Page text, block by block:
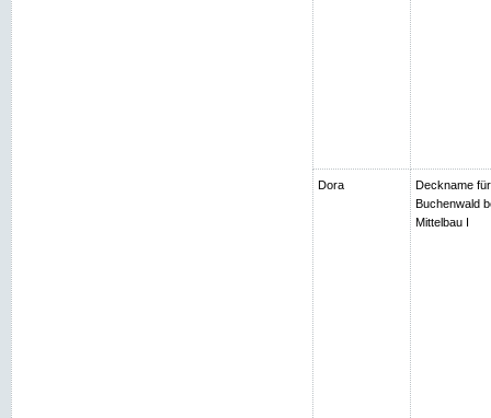
Dora
Deckname
Buchenwald
Mittelbau I